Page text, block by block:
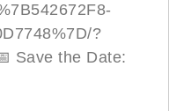
?
Save the Date: